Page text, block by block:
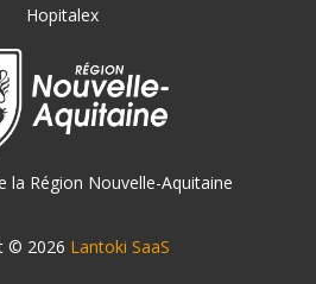
Hopitalex
la Région Nouvelle-Aquitaine
© 2026 Lantoki SaaS